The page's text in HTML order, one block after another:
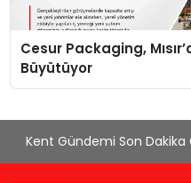
Cesur Packaging,
Büyütüyor
Kent Gündemi Son Dakika